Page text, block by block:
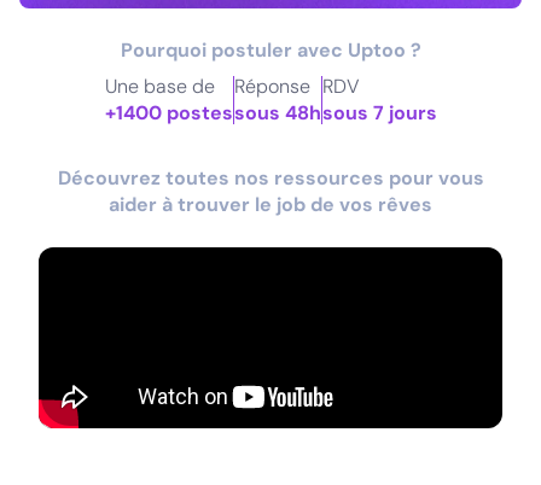
Pourquoi postuler avec Uptoo ?
Une base de
+1400 postes
Réponse
sous 48h
RDV
sous 7 jours
Découvrez toutes nos ressources pour vous
aider à trouver le job de vos rêves